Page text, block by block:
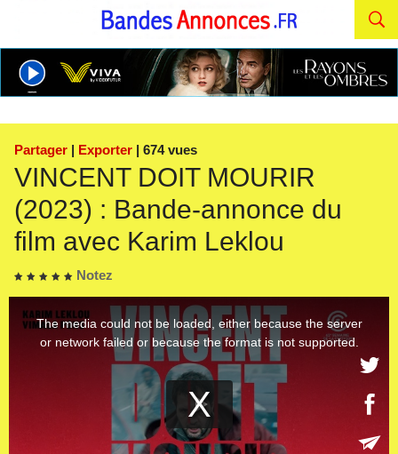
Partager | Exporter | 674 vues
VINCENT DOIT MOURIR
(2023) : Bande-annonce du
film avec Karim Leklou
Notez